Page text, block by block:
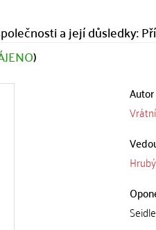
a její důsledky:
)
Autor